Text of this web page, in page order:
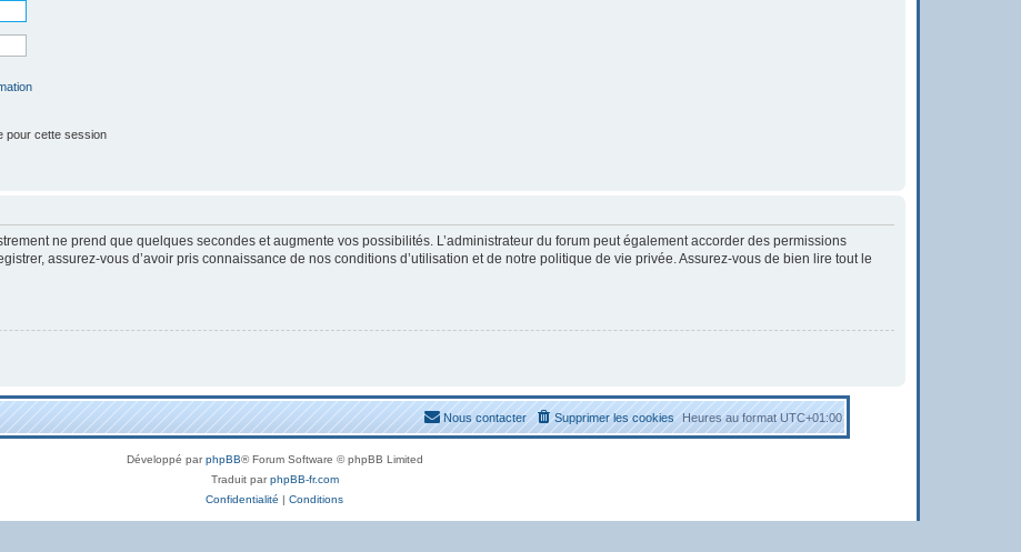
pour cette session
ne prend que quelques secondes et augmente vos possibilités. L’administrateur du forum peut également accorder des permissions
assurez-vous d’avoir pris connaissance de nos conditions d’utilisation et de notre politique de vie privée. Assurez-vous de bien lire tout le
Heures au formatUTC+01:00
Supprimer les cookies
Nous contacter
Développé parphpBB® Forum Software © phpBB Limited
Traduit parphpBB-fr.com
Confidentialité | Conditions